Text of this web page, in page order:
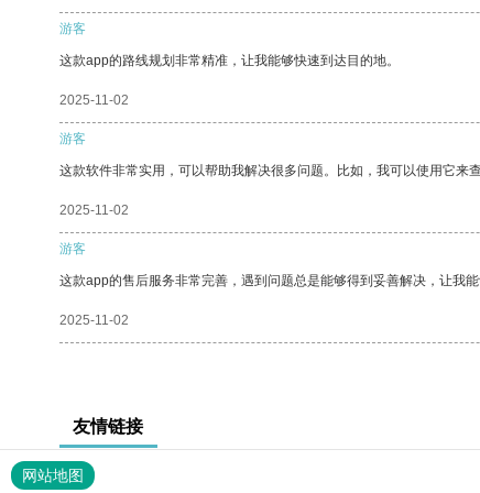
游客
这款app的路线规划非常精准，让我能够快速到达目的地。
2025-11-02
游客
这款软件非常实用，可以帮助我解决很多问题。比如，我可以使用它来
2025-11-02
游客
这款app的售后服务非常完善，遇到问题总是能够得到妥善解决，让我能
2025-11-02
友情链接
网站地图